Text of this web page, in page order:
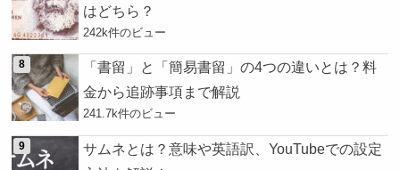
はどちら？
242k件のビュー
「書留」と「簡易書留」の4つの違いとは？料
金から追跡事項まで解説
241.7k件のビュー
サムネとは？意味や英語訳、YouTubeでの設定